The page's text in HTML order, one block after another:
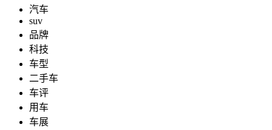
汽车
suv
品牌
科技
车型
二手车
车评
用车
车展